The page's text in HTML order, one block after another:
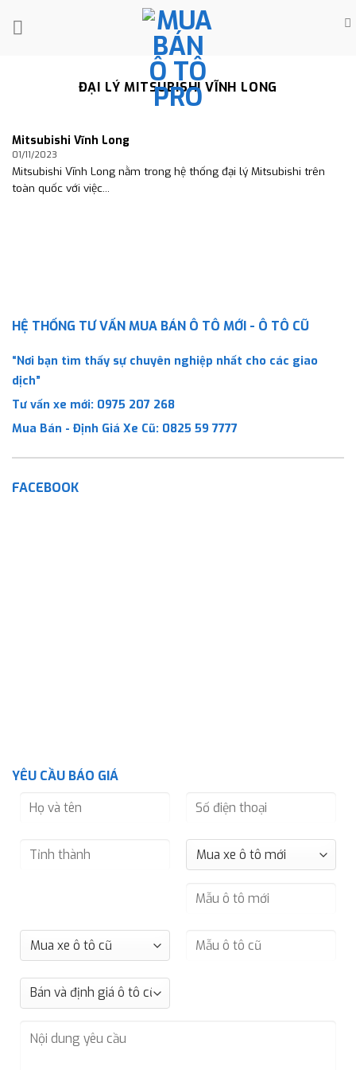
ĐẠI LÝ MITSUBISHI VĨNH LONG
Mitsubishi Vĩnh Long
01/11/2023
Mitsubishi Vĩnh Long nằm trong hệ thống đại lý Mitsubishi trên
toàn quốc với việc...
HỆ THỐNG TƯ VẤN MUA BÁN Ô TÔ MỚI - Ô TÔ CŨ
“Nơi bạn tìm thấy sự chuyên nghiệp nhất cho các giao
dịch”
Tư vấn xe mới: 0975 207 268
Mua Bán - Định Giá Xe Cũ: 0825 59 7777
FACEBOOK
YÊU CẦU BÁO GIÁ